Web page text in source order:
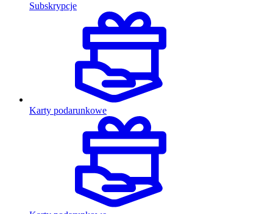
Subskrypcje
Karty podarunkowe